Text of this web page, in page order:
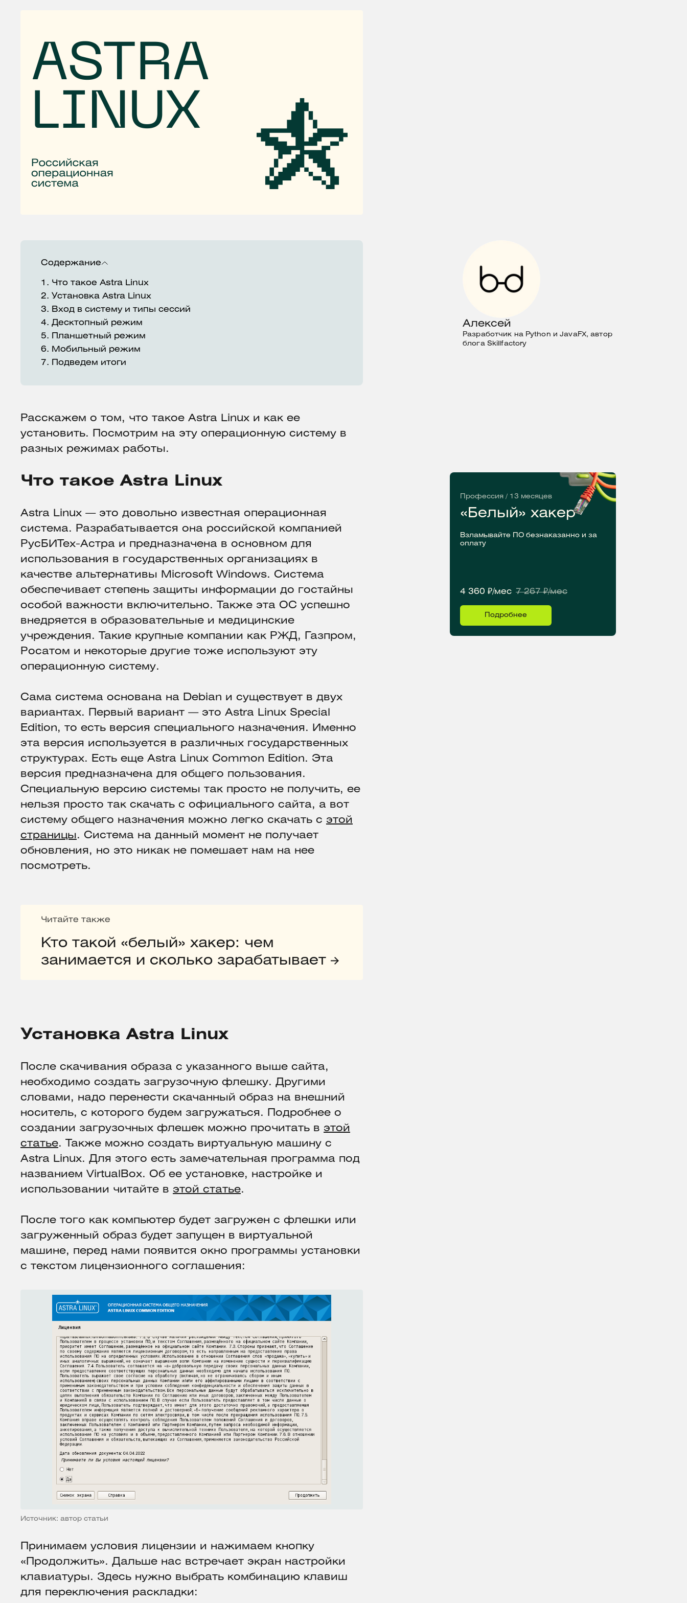
Содержание
1. Что такое Astra Linux
2. Установка Astra Linux
3. Вход в систему и типы сессий
4. Десктопный режим
5.
Планшетный режим
6. Мобильный режим
7.
Подведем итоги
Алексей
Разработчик на Python и JavaFX, автор
блога Skillfactory
Расскажем о том, что такое Astra Linux и как ее
установить. Посмотрим на эту операционную систему в
разных режимах работы.
Профессия / 13 месяцев
«Белый» хакер
Взламывайте ПО безнаказанно и за
оплату
4 360 ₽/мес 7 267 ₽/мес
Подробнее
Что такое Astra Linux
Astra Linux — это довольно известная операционная
система. Разрабатывается она российской компанией
РусБИТех-Астра и предназначена в основном для
использования в государственных организациях в
качестве альтернативы Microsoft Windows. Система
обеспечивает степень защиты информации до гостайны
особой важности включительно. Также эта ОС успешно
внедряется в образовательные и медицинские
учреждения. Такие крупные компании как РЖД, Газпром,
Росатом и некоторые другие тоже используют эту
операционную систему.
Сама система основана на Debian и существует в двух
вариантах. Первый вариант — это Astra Linux Special
Edition, то есть версия специального назначения. Именно
эта версия используется в различных государственных
структурах. Есть еще Astra Linux Common Edition. Эта
версия предназначена для общего пользования.
Специальную версию системы так просто не получить, ее
нельзя просто так скачать с официального сайта, а вот
систему общего назначения можно легко скачать с этой
страницы. Система на данный момент не получает
обновления, но это никак не помешает нам на нее
посмотреть.
Читайте также
Кто такой «белый» хакер: чем
занимается и сколько зарабатывает
Установка Astra Linux
После скачивания образа с указанного выше сайта,
необходимо создать загрузочную флешку. Другими
словами, надо перенести скачанный образ на внешний
носитель, с которого будем загружаться. Подробнее о
создании загрузочных флешек можно прочитать в этой
статье. Также можно создать виртуальную машину с
Astra Linux. Для этого есть замечательная программа под
названием VirtualBox. Об ее установке, настройке и
использовании читайте в этой статье.
После того как компьютер будет загружен с флешки или
загруженный образ будет запущен в виртуальной
машине, перед нами появится окно программы установки
с текстом лицензионного соглашения:
Источник: автор статьи
Принимаем условия лицензии и нажимаем кнопку
«Продолжить». Дальше нас встречает экран настройки
клавиатуры. Здесь нужно выбрать комбинацию клавиш
для переключения раскладки: